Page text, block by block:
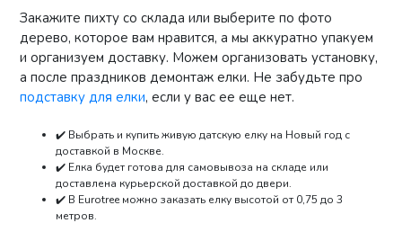
Закажите пихту со склада или выберите по фото
дерево, которое вам нравится, а мы аккуратно упакуем
и организуем доставку. Можем организовать установку,
а после праздников демонтаж елки. Не забудьте про
подставку для елки, если у вас ее еще нет.
✔️ Выбрать и купить живую датскую елку на Новый год с
доставкой в Москве.
✔️ Елка будет готова для самовывоза на складе или
доставлена курьерской доставкой до двери.
✔️ В Eurotree можно заказать елку высотой от 0,75 до 3
метров.